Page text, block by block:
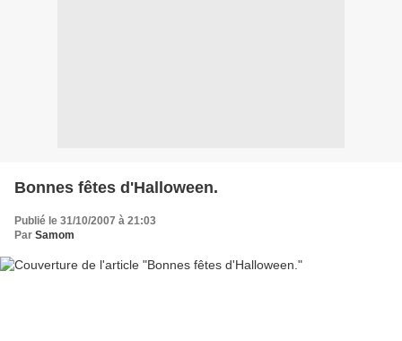
Bonnes fêtes d'Halloween.
Publié le 31/10/2007 à 21:03
Par Samom